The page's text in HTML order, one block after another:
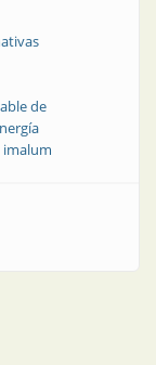
de
imalum
te diré qué cable